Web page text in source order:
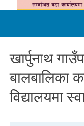
खार्पुनाथ
बालबालिका
विद्यालयमा